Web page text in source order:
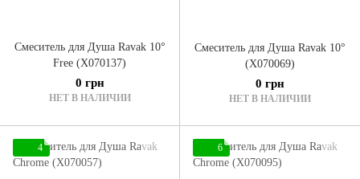
Смеситель для Душа Ravak 10°
Free (X070137)
0 грн
НЕТ В НАЛИЧИИ
Смеситель для Душа Ravak 10°
(X070069)
0 грн
НЕТ В НАЛИЧИИ
4 6